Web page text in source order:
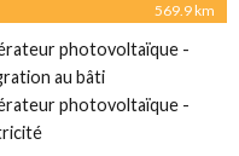
569.9 km
photovoltaïque -
au bâti
photovoltaïque -